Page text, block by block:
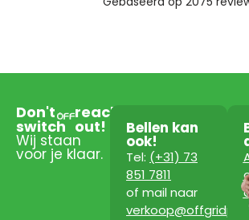
Don't
switch
reach
out!
Wij staan
voor je klaar.
Bellen kan
ook!
Tel: (+31) 73
851 7811
of mail naar